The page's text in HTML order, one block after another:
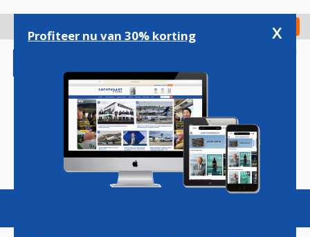
gaan
Check in
Magazine Podcasts Vacatures
Profiteer nu van 30% korting x